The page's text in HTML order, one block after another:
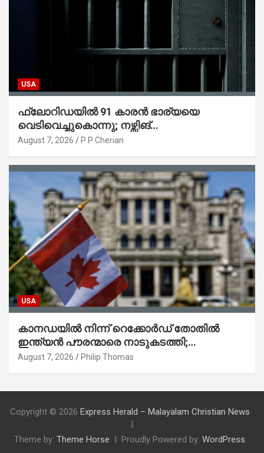
USA
ഫ്ലോറിഡയിൽ 91 കാരൻ ഭാര്യയെ
വെടിവെച്ചുകൊന്നു; നഴ്സിങ്
ഹോമിലാക്കില്ലെന്ന് നൽകിയ വാഗ്ദാനം
August 7, 2026 P P Cherian
USA
കാനഡയിൽ നിന്ന് റെക്കോർഡ് തോതിൽ
ഇന്ത്യൻ പൗരന്മാരെ നാടുകടത്തി;
ആറുമാസത്തിനിടെ 3,323 പേർ
August 7, 2026 Philip Thomas
Copyright © 2026 Express Herald – Malayalam Christian News
Theme by: Theme Horse Proudly Powered by: WordPress